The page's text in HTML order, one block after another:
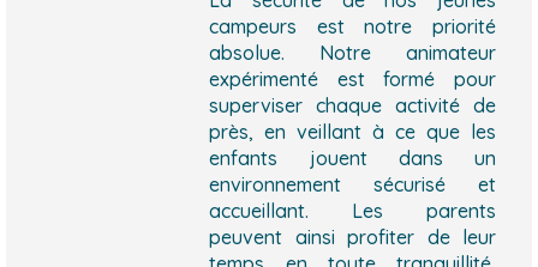
campeurs est notre priorité
absolue. Notre animateur
expérimenté est formé pour
superviser chaque activité de
près, en veillant à ce que les
enfants jouent dans un
environnement sécurisé et
accueillant. Les parents
peuvent ainsi profiter de leur